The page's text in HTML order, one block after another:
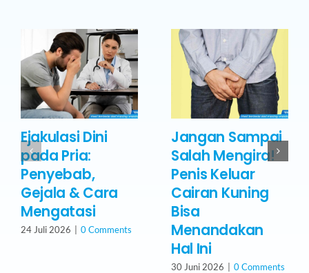
Ejakulasi Dini
pada Pria:
Penyebab,
Gejala & Cara
Mengatasi
24 Juli 2026 0 Comments
Jangan Sampai
Salah Mengira!
Penis Keluar
Cairan Kuning
Bisa
Menandakan
Hal Ini
30 Juni 2026 0 Comments